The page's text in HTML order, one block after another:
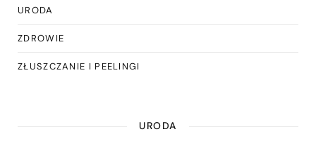
URODA
ZDROWIE
ZŁUSZCZANIE I PEELINGI
URODA